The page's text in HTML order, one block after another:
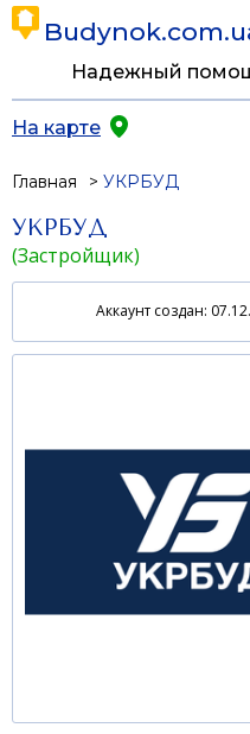
Надежный
На карте
Главная УКРБУД
УКРБУД
(Застройщик)
Аккаунт создан: